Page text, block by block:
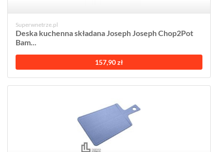
Superwnetrze.pl
Deska kuchenna składana Joseph Joseph Chop2Pot
Bam...
157,90 zł